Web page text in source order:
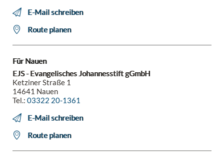
E-Mail schreiben
Route planen
Für Nauen
EJS - Evangelisches Johannesstift gGmbH
Ketziner Straße 1
14641 Nauen
Tel.:03322 20-1361
E-Mail schreiben
Route planen